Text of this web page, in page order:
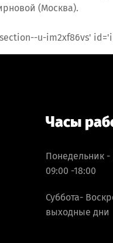
(Москва).
Часы
Понедельник -
09:00 -18:00
Суббота-
выходные дни